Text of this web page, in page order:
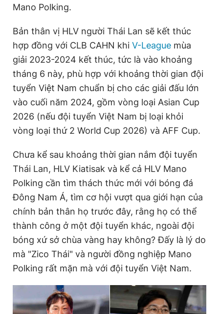
Mano Polking.
Bản thân vị HLV người Thái Lan sẽ kết thúc
hợp đồng với CLB CAHN khi V-League mùa
giải 2023-2024 kết thúc, tức là vào khoảng
tháng 6 này, phù hợp với khoảng thời gian đội
tuyển Việt Nam chuẩn bị cho các giải đấu lớn
vào cuối năm 2024, gồm vòng loại Asian Cup
2026 (nếu đội tuyển Việt Nam bị loại khỏi
vòng loại thứ 2 World Cup 2026) và AFF Cup.
Chưa kể sau khoảng thời gian nắm đội tuyển
Thái Lan, HLV Kiatisak và kể cả HLV Mano
Polking cần tìm thách thức mới với bóng đá
Đông Nam Á, tìm cơ hội vượt qua giới hạn của
chính bản thân họ trước đây, rằng họ có thể
thành công ở một đội tuyển khác, ngoài đội
bóng xứ sở chùa vàng hay không? Đấy là lý do
mà "Zico Thái" và người đồng nghiệp Mano
Polking rất mặn mà với đội tuyển Việt Nam.